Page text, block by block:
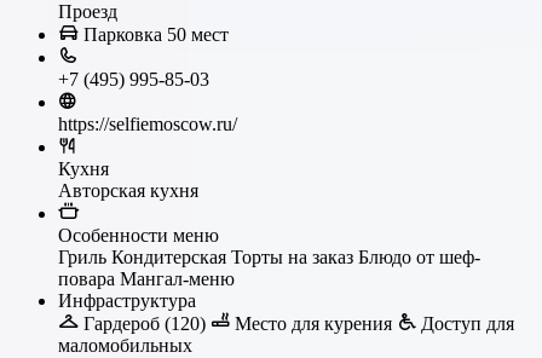
Проезд
Парковка 50 мест
+7 (495) 995-85-03
https://selfiemoscow.ru/
Кухня
Авторская кухня
Особенности меню
Гриль Кондитерская Торты на заказ Блюдо от шеф-
повара Мангал-меню
Инфраструктура
Гардероб (120)
Место для курения
Доступ для
маломобильных